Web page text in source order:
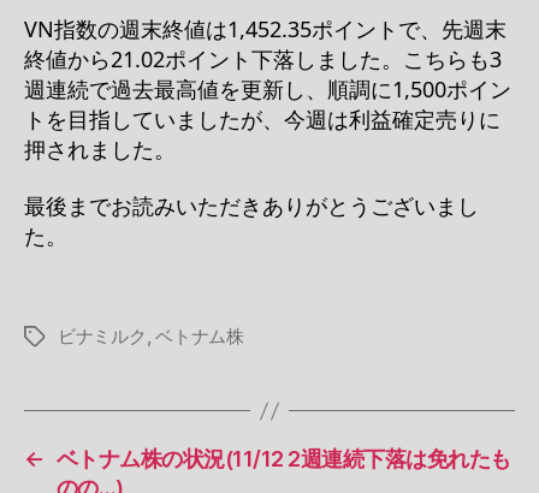
VN指数の週末終値は1,452.35ポイントで、先週末
終値から21.02ポイント下落しました。こちらも3
週連続で過去最高値を更新し、順調に1,500ポイン
トを目指していましたが、今週は利益確定売りに
押されました。
最後までお読みいただきありがとうございまし
た。
タ
ビナミルク ,ベトナム株
← ベトナム株の状況(11/12 2週連続下落は免れたも